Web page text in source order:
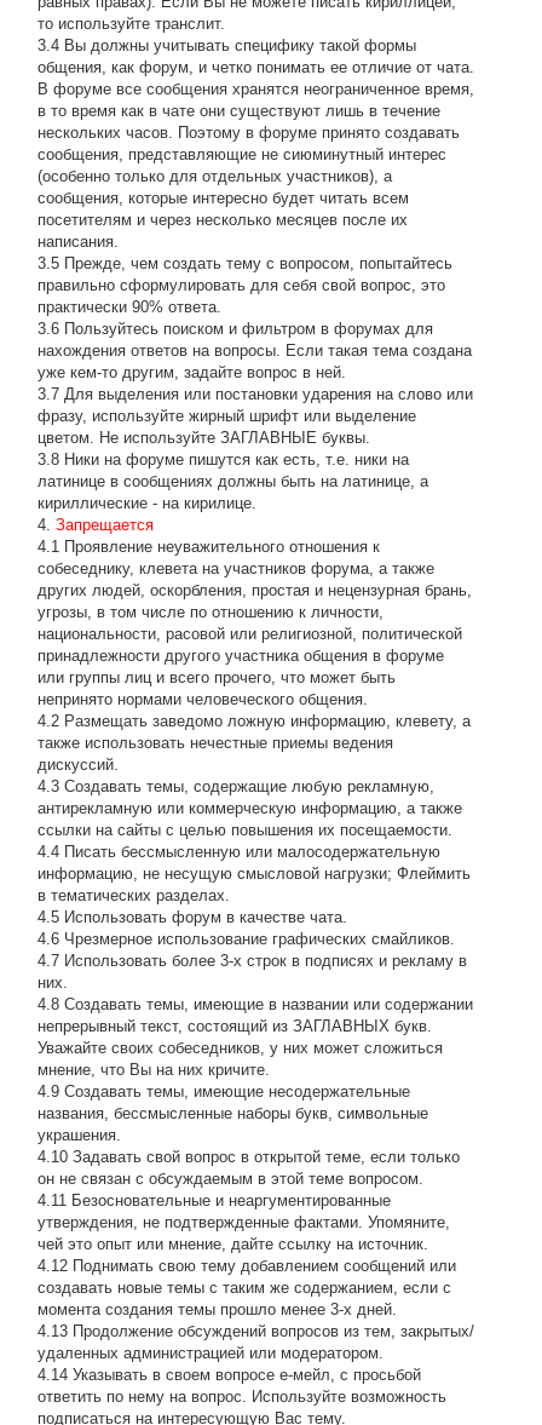
то используйте транслит.
3.4 Вы должны учитывать специфику такой формы
общения, как форум, и четко понимать ее отличие от чата.
В форуме все сообщения хранятся неограниченное время,
в то время как в чате они существуют лишь в течение
нескольких часов. Поэтому в форуме принято создавать
сообщения, представляющие не сиюминутный интерес
(особенно только для отдельных участников), а
сообщения, которые интересно будет читать всем
посетителям и через несколько месяцев после их
написания.
3.5 Прежде, чем создать тему с вопросом, попытайтесь
правильно сформулировать для себя свой вопрос, это
практически 90% ответа.
3.6 Пользуйтесь поиском и фильтром в форумах для
нахождения ответов на вопросы. Если такая тема создана
уже кем-то другим, задайте вопрос в ней.
3.7 Для выделения или постановки ударения на слово или
фразу, используйте жирный шрифт или выделение
цветом. Не используйте ЗАГЛАВНЫЕ буквы.
3.8 Ники на форуме пишутся как есть, т.е. ники на
латинице в сообщениях должны быть на латинице, а
кириллические - на кирилице.
4.Запрещается
4.1 Проявление неуважительного отношения к
собеседнику, клевета на участников форума, а также
других людей, оскорбления, простая и нецензурная брань,
угрозы, в том числе по отношению к личности,
национальности, расовой или религиозной, политической
принадлежности другого участника общения в форуме
или группы лиц и всего прочего, что может быть
непринято нормами человеческого общения.
4.2 Размещать заведомо ложную информацию, клевету, а
также использовать нечестные приемы ведения
дискуссий.
4.3 Создавать темы, содержащие любую рекламную,
антирекламную или коммерческую информацию, а также
ссылки на сайты с целью повышения их посещаемости.
4.4 Писать бессмысленнyю или малосодеpжательнyю
инфоpмацию, не несущую смысловой нагрузки; Флеймить
в тематических разделах.
4.5 Использовать форум в качестве чата.
4.6 Чрезмерное использование графических смайликов.
4.7 Использовать более 3-х строк в подписях и рекламу в
них.
4.8 Создавать темы, имеющие в названии или содержании
непрерывный текст, состоящий из ЗАГЛАВНЫХ букв.
Уважайте своих собеседников, у них может сложиться
мнение, что Вы на них кричите.
4.9 Создавать темы, имеющие несодержательные
названия, бессмысленные наборы букв, символьные
украшения.
4.10 Задавать свой вопрос в открытой теме, если только
он не связан с обсуждаемым в этой теме вопросом.
4.11 Безосновательные и неаргументированные
утверждения, не подтвержденные фактами. Упомяните,
чей это опыт или мнение, дайте ссылку на источник.
4.12 Поднимать свою тему добавлением сообщений или
создавать новые темы с таким же содержанием, если с
момента создания темы прошло менее 3-х дней.
4.13 Продолжение обсyждений вопросов из тем, закpытых/
удаленных администрацией или модератором.
4.14 Указывать в своем вопросе е-мейл, с просьбой
ответить по нему на вопрос. Используйте возможность
подписаться на интересующую Вас тему.